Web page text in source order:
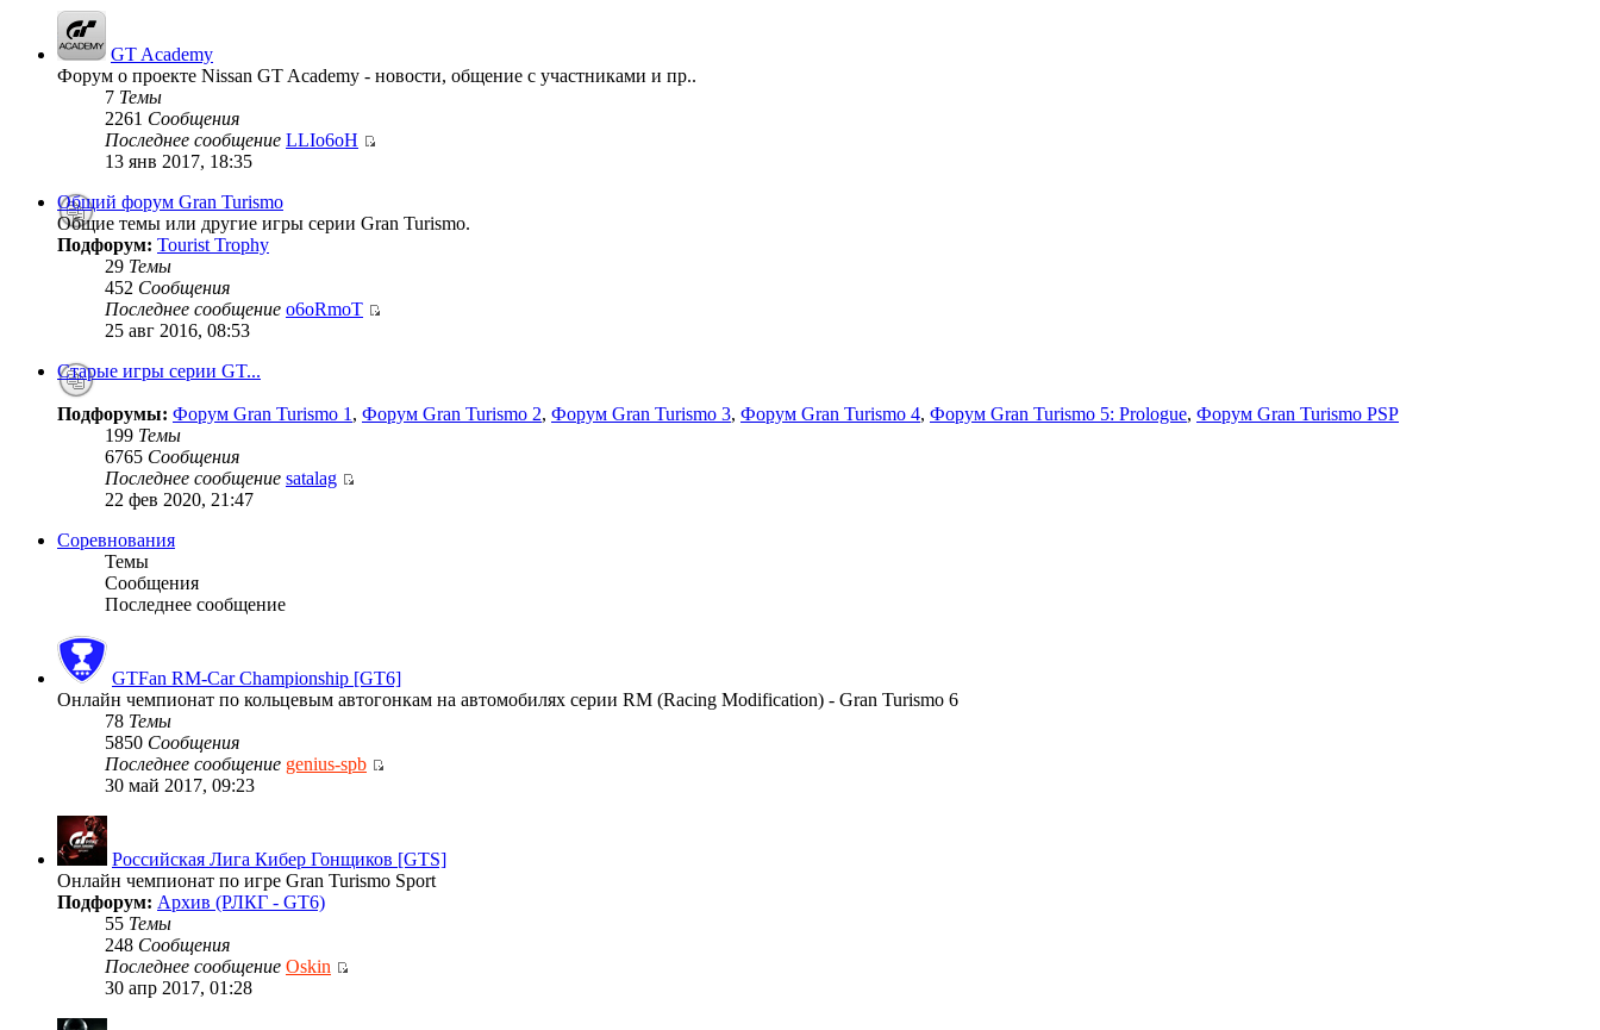
GT Academy
Форум о проекте Nissan GT Academy - новости, общение с участниками и пр..
7 Темы
2261 Сообщения
Последнее сообщение LLIo6oH
13 янв 2017, 18:35
Общий форум Gran Turismo
Общие темы или другие игры серии Gran Turismo.
Подфорум: Tourist Trophy
29 Темы
452 Сообщения
Последнее сообщение o6oRmoT
25 авг 2016, 08:53
Старые игры серии GT...
Подфорумы: Форум Gran Turismo 1 , Форум Gran Turismo 2, Форум Gran Turismo 3, Форум Gran Turismo 4, Форум Gran Turismo 5: Prologue, Форум Gran Turismo PSP
199 Темы
6765 Сообщения
Последнее сообщение satalag
22 фев 2020, 21:47
Соревнования
Темы
Сообщения
Последнее сообщение
GTFan RM-Car Championship [GT6]
Онлайн чемпионат по кольцевым автогонкам на автомобилях серии RM (Racing Modification) - Gran Turismo 6
78 Темы
5850 Сообщения
Последнее сообщение genius-spb
30 май 2017, 09:23
Российская Лига Кибер Гонщиков [GTS]
Онлайн чемпионат по игре Gran Turismo Sport
Подфорум: Архив (РЛКГ - GT6)
55 Темы
248 Сообщения
Последнее сообщение Oskin
30 апр 2017, 01:28